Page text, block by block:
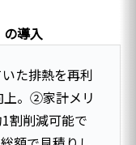
の導入
た排熱を再利
上。②家計メリ
割削減可能で